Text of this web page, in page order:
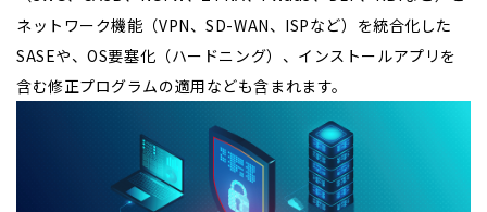
ネットワーク機能（VPN、SD-WAN、ISPなど）を統合化した
SASEや、OS要塞化（ハードニング）、インストールアプリを
含む修正プログラムの適用なども含まれます。